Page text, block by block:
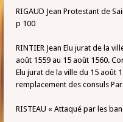
RIGAUD Jean Protestant de
p 100
RINTIER Jean Elu jurat de la
août 1559 au 15 août 1560.
Elu jurat de la ville du 15 août
remplacement des consuls
RISTEAU « Attaqué par les